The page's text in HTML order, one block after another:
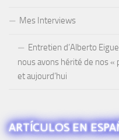
Mes Interviews
Entretien d’Alberto
nous avons hérité de nos
et aujourd’hui
ARTÍCULOS EN